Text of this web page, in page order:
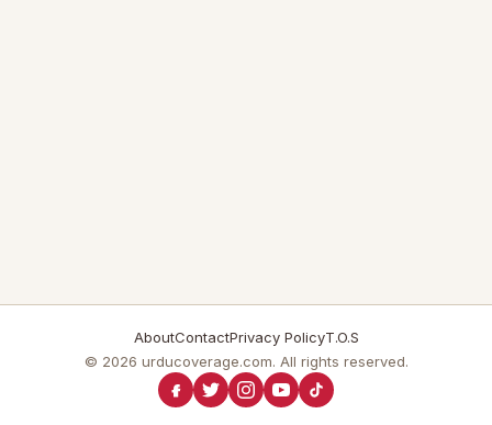
AboutContactPrivacy PolicyT.O.S
© 2026 urducoverage.com. All rights reserved.